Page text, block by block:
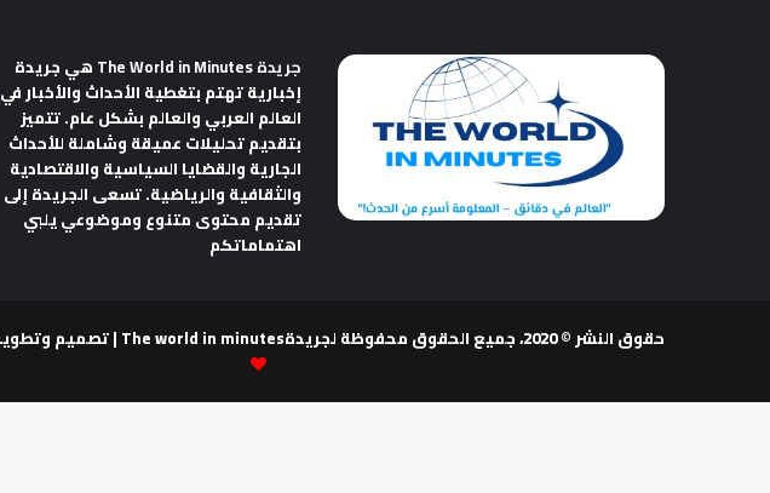
جريدة The World in Minutes
هي جريدة
إخبارية تهتم بتغطية الأحداث والأخبار في
العالم العربي والعالم بشكل عام. تتميز
بتقديم تحليلات عميقة وشاملة للأحداث
الجارية والقضايا السياسية والاقتصادية
والثقافية والرياضية. تسعى الجريدة إلى
تقديم محتوى متنوع وموضوعي يلبي
اهتماماتكم
حقوق النشر © 2020، جميع الحقوق محفوظة لجريدةThe world in minutes | تصميم وتطوير